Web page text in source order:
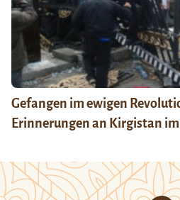
Gefangen im ewigen
Erinnerungen an Kirgistan im